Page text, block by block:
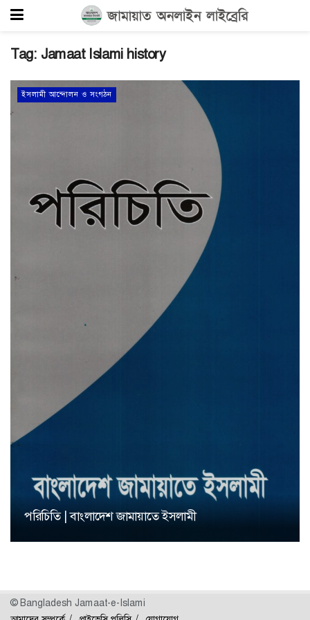
Tag: Jamaat Islami history
ইসলামী আন্দোলন ও সংগঠন
পরিচিতি | বাংলাদেশ জামায়াতে ইসলামী
© Bangladesh Jamaat-e-Islami